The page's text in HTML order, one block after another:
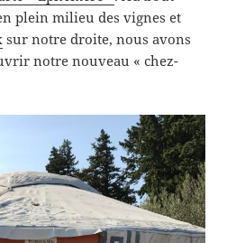
plein milieu des vignes et
sur notre droite, nous avons
notre nouveau « chez-